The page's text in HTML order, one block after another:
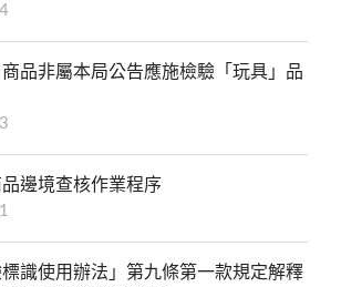
商品非屬本局公告應施檢驗「玩具」品
邊境查核作業程序
標識使用辦法」第九條第一款規定解釋